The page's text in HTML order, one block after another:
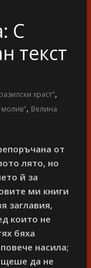
С
текст
храст",
молив", Велина
от
лято, но
й за
ми книги
заглавия,
които не
бяха
насила;
щеше да не